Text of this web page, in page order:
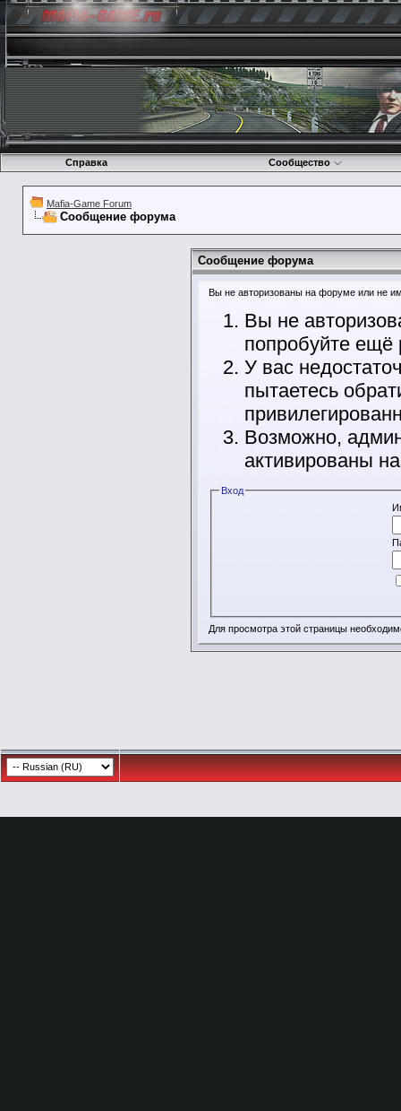
Справка Сообщество
Mafia-Game Forum
Сообщение форума
Сообщение форума
Вы не авторизованы на форуме или не
Вы не
попробуйте ещё
У вас
пытаетесь
Возможно,
активированы
Вход
Для просмотра этой страницы